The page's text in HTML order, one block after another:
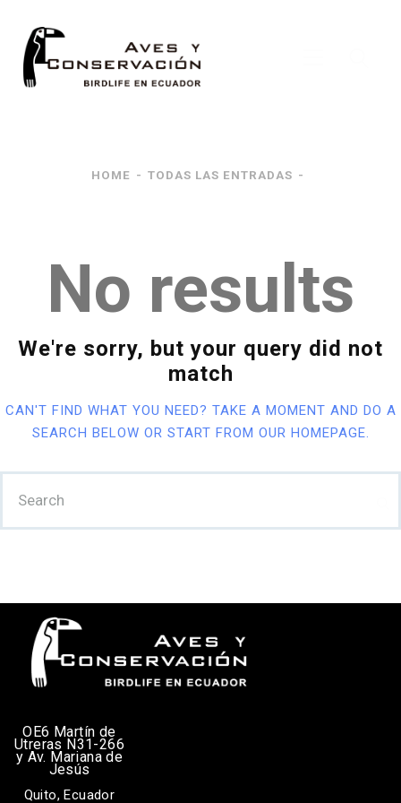
HOME TODAS LAS ENTRADAS
No results
We're sorry, but your query did not
match
CAN'T FIND WHAT YOU NEED? TAKE A MOMENT AND DO A
SEARCH BELOW OR START FROM OUR HOMEPAGE.
OE6 Martín de
Utreras N31-266
y Av. Mariana de
Jesús
Quito, Ecuador